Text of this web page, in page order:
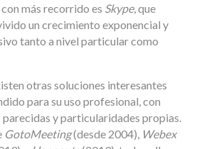
más recorrido es Skype, que
un crecimiento exponencial y
tanto a nivel particular como
otras soluciones interesantes
para su uso profesional, con
y particularidades propias.
GotoMeeting(desde 2004), Webex